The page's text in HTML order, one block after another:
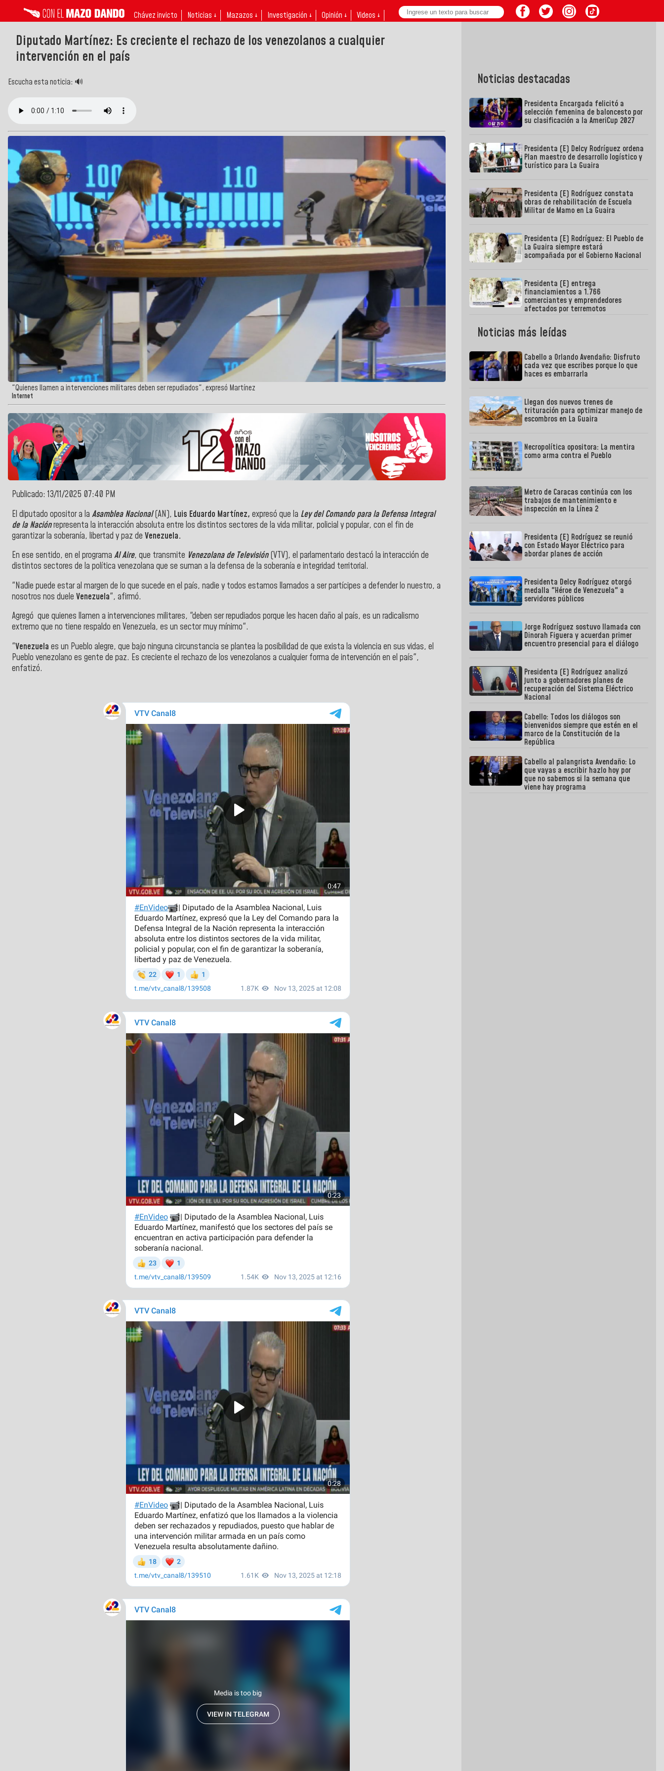
Chávez invicto Noticias ↓ Mazazos ↓ Investigación ↓ Opinión ↓ Videos ↓
Diputado Martínez: Es creciente el rechazo de los venezolanos a cualquier
intervención en el país
Escucha esta noticia: 🔊
"Quienes llamen a intervenciones militares deben ser repudiados", expresó Martínez
Internet
Publicado: 13/11/2025 07:40 PM
El diputado opositor a la Asamblea Nacional(AN), Luis Eduardo Martínez, expresó que la Ley del Comando para la Defensa Integral
de la Naciónrepresenta la interacción absoluta entre los distintos sectores de la vida militar, policial y popular, con el fin de
garantizar la soberanía, libertad y paz de Venezuela.
En ese sentido, en el programa Al Aire, que transmite Venezolana de Televisión(VTV), el parlamentario destacó la interacción de
distintos sectores de la política venezolana que se suman a la defensa de la soberanía e integridad territorial.
"Nadie puede estar al margen de lo que sucede en el país, nadie y todos estamos llamados a ser partícipes a defender lo nuestro, a
nosotros nos duele Venezuela", afirmó.
Agregó que quienes llamen a intervenciones militares, "deben ser repudiados porque les hacen daño al país, es un radicalismo
extremo que no tiene respaldo en Venezuela, es un sector muy mínimo".
"Venezuela es un Pueblo alegre, que bajo ninguna circunstancia se plantea la posibilidad de que exista la violencia en sus vidas, el
Pueblo venezolano es gente de paz. Es creciente el rechazo de los venezolanos a cualquier forma de intervención en el país",
enfatizó.
Noticias destacadas
Presidenta Encargada felicitó a
selección femenina de baloncesto por
su clasificación a la AmeriCup 2027
Presidenta (E) Delcy Rodríguez ordena
Plan maestro de desarrollo logístico y
turístico para La Guaira
Presidenta (E) Rodríguez constata
obras de rehabilitación de Escuela
Militar de Mamo en La Guaira
Presidenta (E) Rodríguez: El Pueblo de
La Guaira siempre estará
acompañada por el Gobierno Nacional
Presidenta (E) entrega
financiamientos a 1.766
comerciantes y emprendedores
afectados por terremotos
Noticias más leídas
Cabello a Orlando Avendaño: Disfruto
cada vez que escribes porque lo que
haces es embarrarla
Llegan dos nuevos trenes de
trituración para optimizar manejo de
escombros en La Guaira
Necropolítica opositora: La mentira
como arma contra el Pueblo
Metro de Caracas continúa con los
trabajos de mantenimiento e
inspección en la Línea 2
Presidenta (E) Rodríguez se reunió
con Estado Mayor Eléctrico para
abordar planes de acción
Presidenta Delcy Rodríguez otorgó
medalla "Héroe de Venezuela" a
servidores públicos
Jorge Rodríguez sostuvo llamada con
Dinorah Figuera y acuerdan primer
encuentro presencial para el diálogo
Presidenta (E) Rodríguez analizó
junto a gobernadores planes de
recuperación del Sistema Eléctrico
Nacional
Cabello: Todos los diálogos son
bienvenidos siempre que estén en el
marco de la Constitución de la
República
Cabello al palangrista Avendaño: Lo
que vayas a escribir hazlo hoy por
que no sabemos si la semana que
viene hay programa